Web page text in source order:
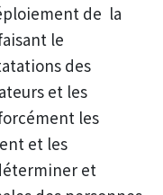
de la
le
des
et les
les
et les
et